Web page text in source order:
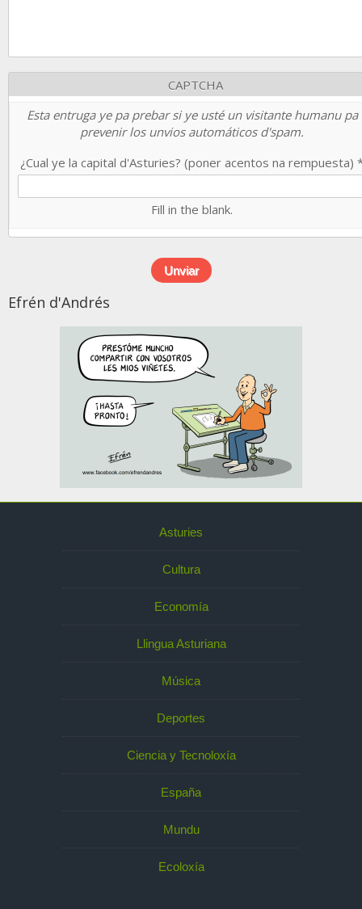
CAPTCHA
Esta entruga ye pa prebar si ye usté un visitante humanu pa
prevenir los unvios automáticos d'spam.
¿Cual ye la capital d'Asturies? (poner acentos na rempuesta)
Fill in the blank.
Efrén d'Andrés
Asturies
Cultura
Economía
Llingua Asturiana
Música
Deportes
Ciencia y Tecnoloxía
España
Mundu
Ecoloxía